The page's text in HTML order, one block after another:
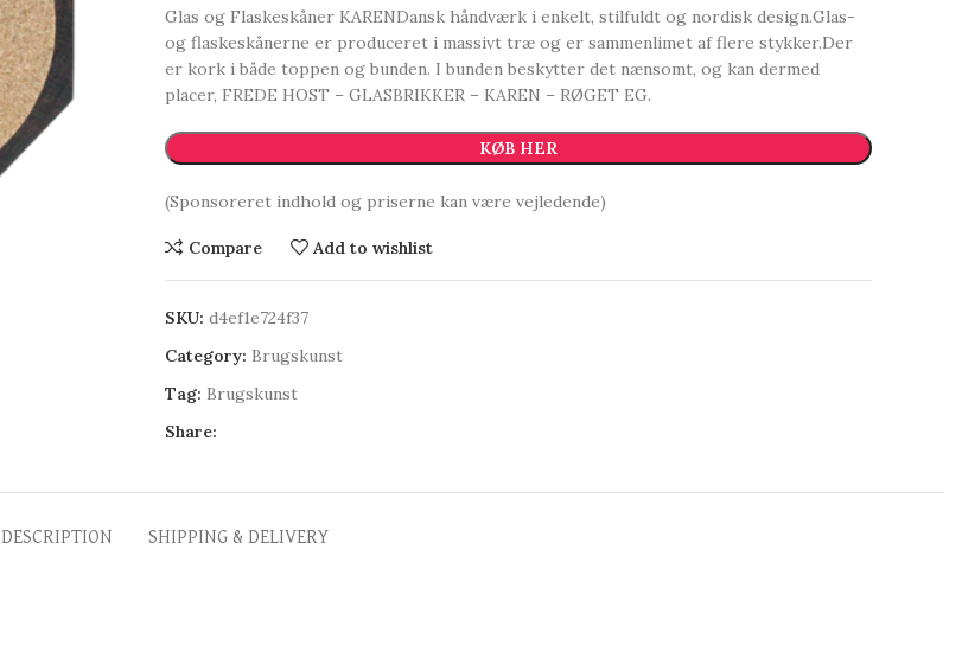
Glas og Flaskeskåner KARENDansk håndværk i enkelt, stilfuldt og nordisk design.Glas-
og flaskeskånerne er produceret i massivt træ og er sammenlimet af flere stykker.Der
er kork i både toppen og bunden. I bunden beskytter det nænsomt, og kan dermed
placer, FREDE HOST – GLASBRIKKER – KAREN – RØGET EG.
KØB HER
(Sponsoreret indhold og priserne kan være vejledende)
Compare Add to wishlist
SKU: d4ef1e724f37
Category: Brugskunst
Tag: Brugskunst
Share:
DESCRIPTION SHIPPING & DELIVERY